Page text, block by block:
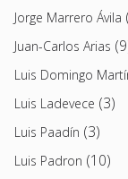
Jorge Marrero Ávila
Juan-Carlos Arias
Luis Domingo
Luis Ladevece (3)
Luis Paadín (3)
Luis Padron (10)